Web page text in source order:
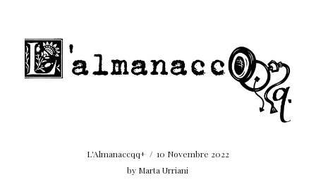
L'Almanaccqq+ / 10 Novembre 2022
by Marta Urriani